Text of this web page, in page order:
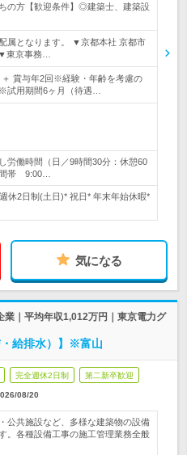
の方【歓迎条件】◎建築士、建築設
属となります。 ▼京都本社 京都市
東京事務…
＋ 賞与年2回※経験・年齢を考慮の
試用期間6ヶ月（待遇…
労働時間（日／9時間30分：休憩60
帯 9:00…
休2日制(土日)* 祝日* 年末年始休暇*
気になる
業｜平均年収1,012万円｜東京電力グ
・給排水）】※富山
完全週休2日制 第二新卒歓迎
08/20
公共施設など、多様な建築物の設備
。各種設備工事の施工管理業務全般